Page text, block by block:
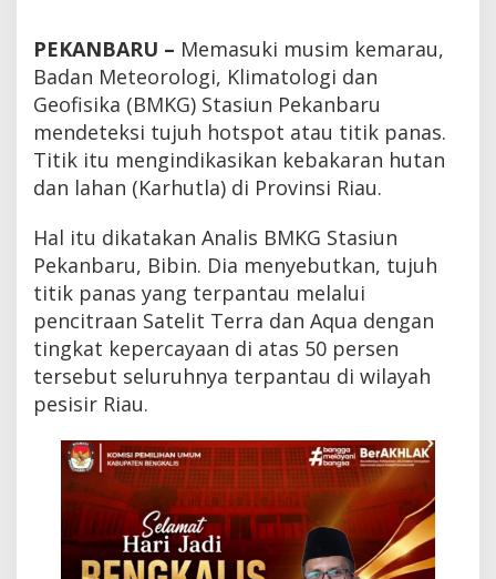
a
,
B
M
K
G
D
e
e
k
s
i
H
o
t
s
t
K
a
t
u
PEKANBARU – Memasuki musim kemarau,
Badan Meteorologi, Klimatologi dan
Geofisika (BMKG) Stasiun Pekanbaru
mendeteksi tujuh hotspot atau titik panas.
Titik itu mengindikasikan kebakaran hutan
dan lahan (Karhutla) di Provinsi Riau.
Hal itu dikatakan Analis BMKG Stasiun
Pekanbaru, Bibin. Dia menyebutkan, tujuh
titik panas yang terpantau melalui
pencitraan Satelit Terra dan Aqua dengan
tingkat kepercayaan di atas 50 persen
tersebut seluruhnya terpantau di wilayah
pesisir Riau.